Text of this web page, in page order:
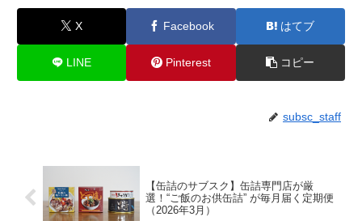
X Facebook はてブ
LINE Pinterest コピー
subsc_staff
【缶詰のサブスク】缶詰専門店が厳
選！“ご飯のお供缶詰” が毎月届く定期便
（2026年3月）